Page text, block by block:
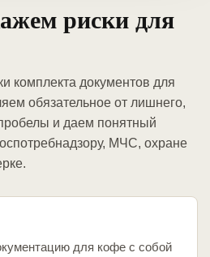
риски для
комплекта документов для
обязательное от лишнего,
и даем понятный
МЧС, охране
для кофе с собой